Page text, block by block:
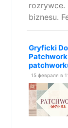
rozrywce.
biznesu.
Gryficki
15 февраля в